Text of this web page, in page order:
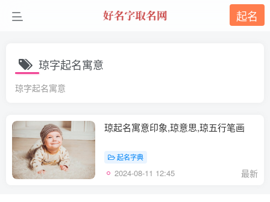
起名
琼字起名寓意
琼字起名寓意
琼起名寓意印象,琼意思,琼五行笔画
起名字典
2024-08-11 12:45 最新